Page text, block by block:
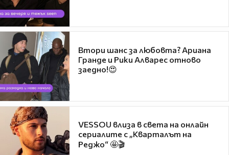
Втори шанс за любовта? Ариана
Гранде и Рики Алварес отново
заедно!😍
VESSOU влиза в света на онлайн
сериалите с „Кварталът на
Реджо“ 🤩🎬